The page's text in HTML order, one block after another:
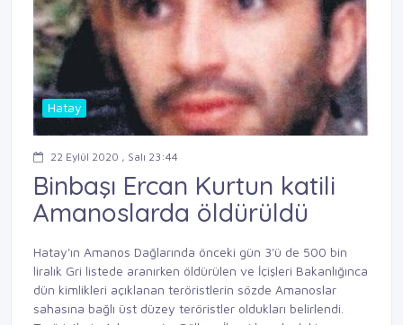
Hatay
22 Eylül 2020 , Salı 23:44
Binbaşı Ercan Kurtun katili
Amanoslarda öldürüldü
Hatay'ın Amanos Dağlarında önceki gün 3'ü de 500 bin
liralık Gri listede aranırken öldürülen ve İçişleri Bakanlığınca
dün kimlikleri açıklanan teröristlerin sözde Amanoslar
sahasına bağlı üst düzey teröristler oldukları belirlendi.